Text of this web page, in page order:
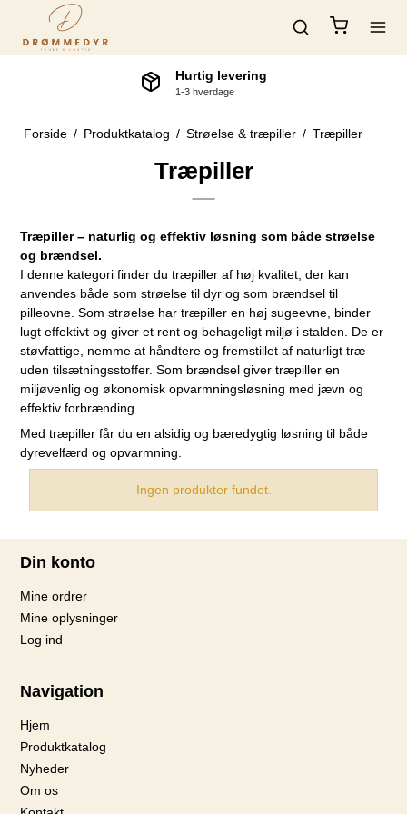
Hurtig levering
1-3 hverdage
Forside / Produktkatalog / Strøelse & træpiller / Træpiller
Træpiller
Træpiller – naturlig og effektiv løsning som både strøelse
og brændsel.
I denne kategori finder du træpiller af høj kvalitet, der kan
anvendes både som strøelse til dyr og som brændsel til
pilleovne. Som strøelse har træpiller en høj sugeevne, binder
lugt effektivt og giver et rent og behageligt miljø i stalden. De er
støvfattige, nemme at håndtere og fremstillet af naturligt træ
uden tilsætningsstoffer. Som brændsel giver træpiller en
miljøvenlig og økonomisk opvarmningsløsning med jævn og
effektiv forbrænding.
Med træpiller får du en alsidig og bæredygtig løsning til både
dyrevelfærd og opvarmning.
Ingen produkter fundet.
Din konto
Mine ordrer
Mine oplysninger
Log ind
Navigation
Hjem
Produktkatalog
Nyheder
Om os